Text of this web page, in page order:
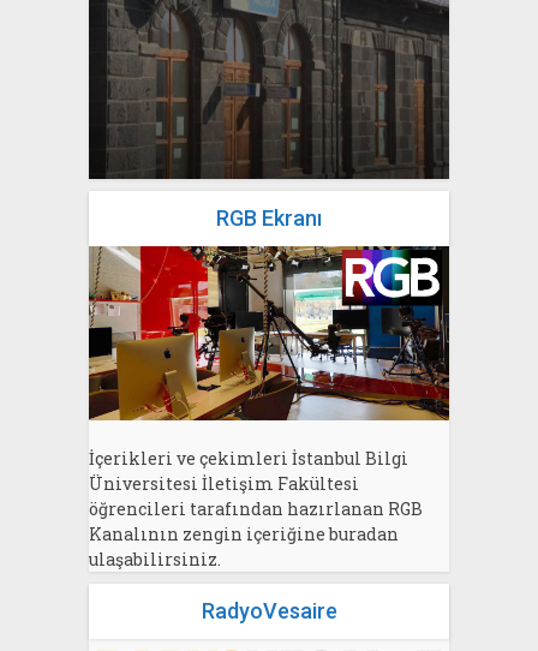
yazan
Bahri Ak
RGB Ekranı
İçerikleri ve çekimleri İstanbul Bilgi
Üniversitesi İletişim Fakültesi
öğrencileri tarafından hazırlanan RGB
Kanalının zengin içeriğine buradan
ulaşabilirsiniz.
RadyoVesaire